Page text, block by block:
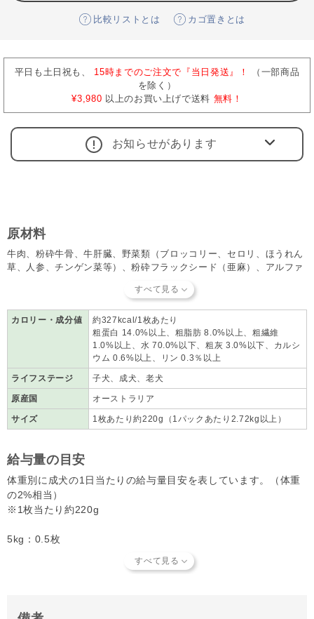
比較リストとは カゴ置きとは
平日も土日祝も、 15時までのご注文で『当日発送』！
（一部商品
を除く）
¥3,980 以上のお買い上げで送料 無料！
お知らせがあります
原材料
牛肉、粉砕牛骨、牛肝臓、野菜類（ブロッコリー、セロリ、ほうれん
草、人参、チンゲン菜等）、粉砕フラックシード（亜麻）、アルファ
ご、梨、グレープフルーツ、オレンジ等）、ケルプドライパウダー、
タラの肝油、にんにく、ビタミンE、亜鉛、マンガン、ヨーグルト
カロリー・成分値
約327kcal/1枚あたり
粗蛋白 14.0%以上、粗脂肪 8.0%以上、粗繊維
1.0%以上、水 70.0%以下、粗灰 3.0%以下、カルシ
ウム 0.6%以上、リン 0.3％以上
ライフステージ 子犬、成犬、老犬
原産国 オーストラリア
サイズ 1枚あたり約220g（1パックあたり2.72kg以上）
給与量の目安
体重別に成犬の1日当たりの給与量目安を表しています。（体重
の2%相当）
※1枚当たり約220g
5kg：0.5枚
※子犬は体重の4％、授乳中の母犬は体重の6%を目安に与えてく